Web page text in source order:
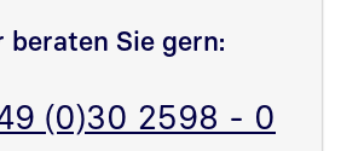
beraten Sie gern:
(0)30 2598 - 0